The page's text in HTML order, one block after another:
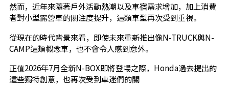
然而，近年來隨著戶外活動熱潮以及車宿需求增加，加上消費
者對小型露營車的關注度提升，這類車型再次受到重視。
從現在的時代背景來看，即使未來重新推出像N-TRUCK與N-
CAMP這類概念車，也不會令人感到意外。
正值2026年7月全新N-BOX即將登場之際，Honda過去提出的
這些獨特創意，也再次受到車迷們的關